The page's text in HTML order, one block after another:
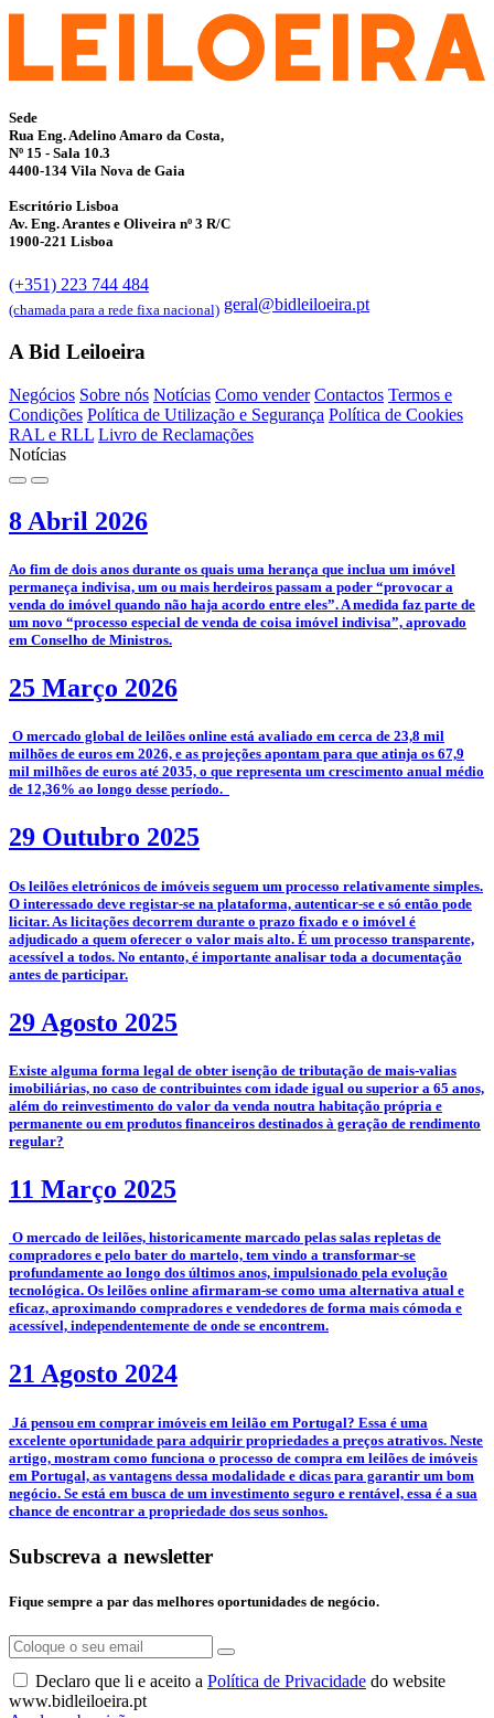
Sede
Rua Eng. Adelino Amaro da Costa,
Nº 15 - Sala 10.3
4400-134 Vila Nova de Gaia
Escritório Lisboa
Av. Eng. Arantes e Oliveira nº 3 R/C
1900-221 Lisboa
(+351) 223 744 484
(chamada para a rede fixa nacional) geral@bidleiloeira.pt
A Bid Leiloeira
Negócios Sobre nós Notícias Como vender Contactos Termos e
Condições Política de Utilização e Segurança Política de Cookies
RAL e RLL Livro de Reclamações
Notícias
8 Abril 2026
­Ao fim de dois anos durante os quais uma herança que inclua um imóvel
permaneça indivisa, um ou mais herdeiros passam a poder “provocar a
venda do imóvel quando não haja acordo entre eles”. A medida faz parte de
um novo “processo especial de venda de coisa imóvel indivisa”, aprovado
em Conselho de Ministros.
25 Março 2026
­­ O mercado global de leilões online está avaliado em cerca de 23,8 mil
milhões de euros em 2026, e as projeções apontam para que atinja os 67,9
mil milhões de euros até 2035, o que representa um crescimento anual médio
de 12,36% ao longo desse período.
29 Outubro 2025
­­Os leilões eletrónicos de imóveis seguem um processo relativamente simples.
O interessado deve registar-se na plataforma, autenticar-se e só então pode
licitar. As licitações decorrem durante o prazo fixado e o imóvel é
adjudicado a quem oferecer o valor mais alto. É um processo transparente,
acessível a todos. No entanto, é importante analisar toda a documentação
antes de participar.
29 Agosto 2025
­Existe alguma forma legal de obter isenção de tributação de mais-valias
imobiliárias, no caso de contribuintes com idade igual ou superior a 65 anos,
além do reinvestimento do valor da venda noutra habitação própria e
permanente ou em produtos financeiros destinados à geração de rendimento
regular?
11 Março 2025
­­­­ O mercado de leilões, historicamente marcado pelas salas repletas de
compradores e pelo bater do martelo, tem vindo a transformar-se
profundamente ao longo dos últimos anos, impulsionado pela evolução
tecnológica. Os leilões online afirmaram-se como uma alternativa atual e
eficaz, aproximando compradores e vendedores de forma mais cómoda e
acessível, independentemente de onde se encontrem.
21 Agosto 2024
­ Já pensou em comprar imóveis em leilão em Portugal? Essa é uma
excelente oportunidade para adquirir propriedades a preços atrativos. Neste
artigo, mostram como funciona o processo de compra em leilões de imóveis
em Portugal, as vantagens dessa modalidade e dicas para garantir um bom
negócio. Se está em busca de um investimento seguro e rentável, essa é a sua
chance de encontrar a propriedade dos seus sonhos.
Subscreva a newsletter
Fique sempre a par das melhores oportunidades de negócio.
Declaro que li e aceito a Política de Privacidade do website
www.bidleiloeira.pt